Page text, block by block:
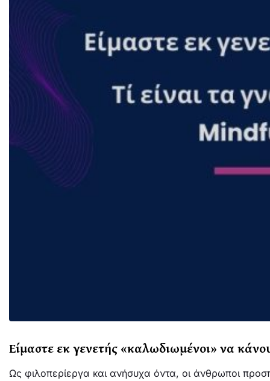
Είμαστε εκ γενετής «καλωδιωμένοι» να
Ως φιλοπερίεργα και ανήσυχα όντα, οι άνθρωποι